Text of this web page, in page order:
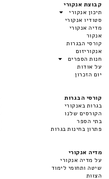
קבוצת אנקורי
תיכון אנקורי
סטודיו אנקורי
מדיה אנקורי
אנקור
קורסי הבגרות
אנקוריזום
חנות הספרים
על אודות
יום הזכרון
קורסי הבגרות
בגרות באנקורי
הקורסים שלנו
בתי הספר
פתרון בחינות בגרות
מדיה אנקורי
על מדיה אנקורי
שיטה ותחומי לימוד
הצוות